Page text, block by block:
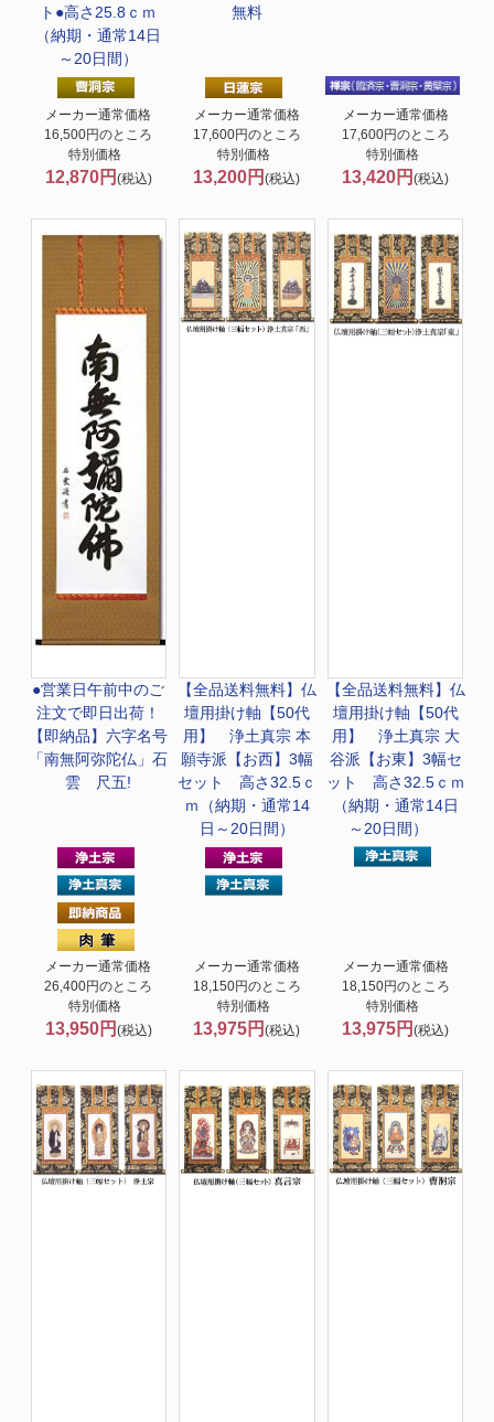
ト●高さ25.8ｃｍ
（納期・通常14日
～20日間）
メーカー通常価格
16,500円のところ
特別価格
12,870円 (税込)
無料
メーカー通常価格
17,600円のところ
特別価格
13,200円(税込)
メーカー通常価格
17,600円のところ
特別価格
13,420円(税込)
●営業日午前中のご
注文で即日出荷！
【即納品】六字名号
「南無阿弥陀仏」石
雲 尺五!
メーカー通常価格
26,400円のところ
特別価格
13,950円 (税込)
【全品送料無料】 仏
壇用掛け軸【50代
用】 浄土真宗 本
願寺派【お西】3幅
セット 高さ32.5ｃ
ｍ（納期・通常14
日～20日間）
メーカー通常価格
18,150円のところ
特別価格
13,975円(税込)
【全品送料無料】 仏
壇用掛け軸【50代
用】 浄土真宗 大
谷派【お東】3幅セ
ット 高さ32.5ｃｍ
（納期・通常14日
～20日間）
メーカー通常価格
18,150円のところ
特別価格
13,975円(税込)